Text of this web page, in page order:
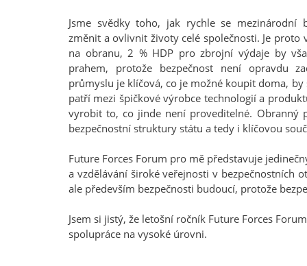
Jsme svědky toho, jak rychle se mezinárodní
změnit a ovlivnit životy celé společnosti. Je
na obranu, 2 % HDP pro zbrojní výdaje by
prahem, protože bezpečnost není opravdu
průmyslu je klíčová, co je možné koupit doma,
patří mezi špičkové výrobce technologií a
vyrobit to, co jinde není proveditelné. Obranný
bezpečnostní struktury státu a tedy i klíčovou
Future Forces Forum pro mě představuje
a vzdělávání široké veřejnosti v bezpečnostních
ale především bezpečnosti budoucí, protože
Jsem si jistý, že letošní ročník Future Forces
spolupráce na vysoké úrovni.